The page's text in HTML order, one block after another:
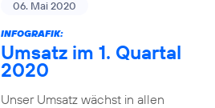
06. Mai 2020
INFOGRAFIK:
Umsatz im 1. Quartal
2020
Unser Umsatz wächst in allen